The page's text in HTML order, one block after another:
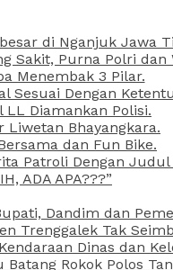
di Nganjuk Jawa
Sakit, Purna Polri dan
Menembak 3 Pilar.
Sesuai Dengan
LL Diamankan Polisi.
Liwetan Bhayangkara.
dan Fun Bike.
Patroli Dengan Judul
ADA APA???”
Dandim dan
Trenggalek Tak
Dinas dan
Rokok Polos